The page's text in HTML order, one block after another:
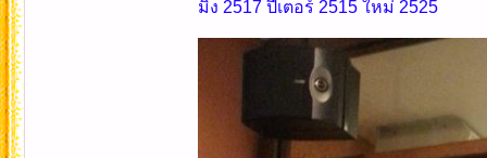
มิ้ง 2517 ปีเตอร์ 2515 ใหม่ 2525